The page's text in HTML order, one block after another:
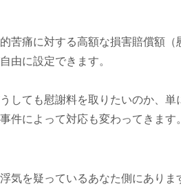
苦痛に対する高額な損害賠償額
由に設定できます。
しても慰謝料を取りたいのか、
件によって対応も変わってきます。
気を疑っているあなた側にあり